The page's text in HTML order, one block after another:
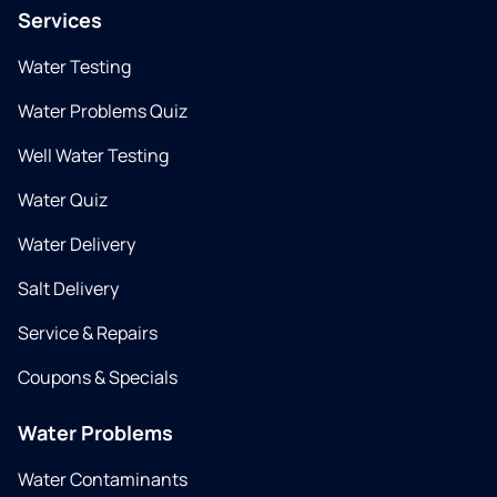
Services
Water Testing
Water Problems Quiz
Well Water Testing
Water Quiz
Water Delivery
Salt Delivery
Service & Repairs
Coupons & Specials
Water Problems
Water Contaminants